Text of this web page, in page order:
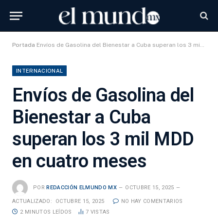
Portada Envíos de Gasolina del Bienestar a Cuba superan los 3 mil MDD en cuatro meses
INTERNACIONAL
Envíos de Gasolina del
Bienestar a Cuba
superan los 3 mil MDD
en cuatro meses
POR REDACCIÓN ELMUNDO MX OCTUBRE 15, 2025
ACTUALIZADO: OCTUBRE 15, 2025
NO HAY COMENTARIOS
2 MINUTOS LEÍDOS
7 VISTAS